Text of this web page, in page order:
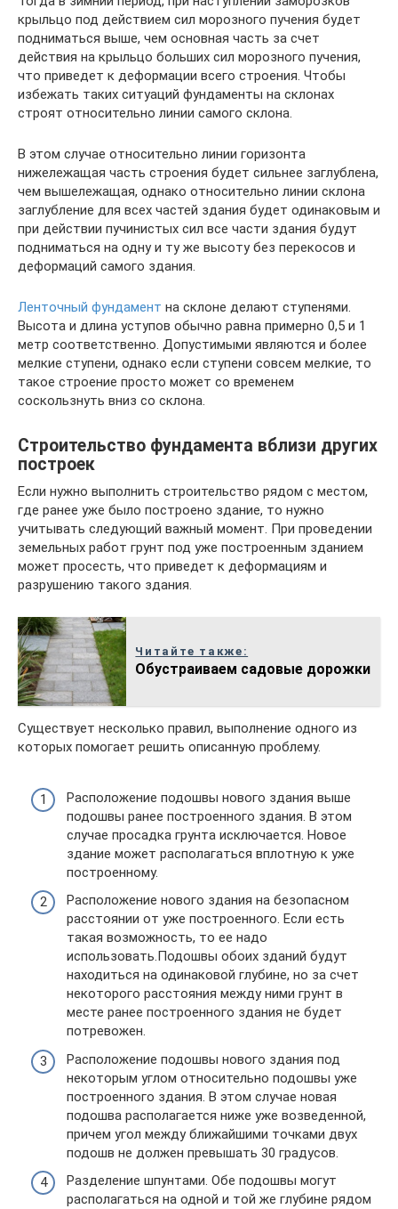
крыльцо под действием сил морозного пучения будет
подниматься выше, чем основная часть за счет
действия на крыльцо больших сил морозного пучения,
что приведет к деформации всего строения. Чтобы
избежать таких ситуаций фундаменты на склонах
строят относительно линии самого склона.
В этом случае относительно линии горизонта
нижележащая часть строения будет сильнее заглублена,
чем вышележащая, однако относительно линии склона
заглубление для всех частей здания будет одинаковым и
при действии пучинистых сил все части здания будут
подниматься на одну и ту же высоту без перекосов и
деформаций самого здания.
Ленточный фундамент на склоне делают ступенями.
Высота и длина уступов обычно равна примерно 0,5 и 1
метр соответственно. Допустимыми являются и более
мелкие ступени, однако если ступени совсем мелкие, то
такое строение просто может со временем
соскользнуть вниз со склона.
Строительство фундамента вблизи других
построек
Если нужно выполнить строительство рядом с местом,
где ранее уже было построено здание, то нужно
учитывать следующий важный момент. При проведении
земельных работ грунт под уже построенным зданием
может просесть, что приведет к деформациям и
разрушению такого здания.
Читайте также:
Обустраиваем садовые дорожки
Существует несколько правил, выполнение одного из
которых помогает решить описанную проблему.
Расположение подошвы нового здания выше
подошвы ранее построенного здания. В этом
случае просадка грунта исключается. Новое
здание может располагаться вплотную к уже
построенному.
Расположение нового здания на безопасном
расстоянии от уже построенного. Если есть
такая возможность, то ее надо
использовать.Подошвы обоих зданий будут
находиться на одинаковой глубине, но за счет
некоторого расстояния между ними грунт в
месте ранее построенного здания не будет
потревожен.
Расположение подошвы нового здания под
некоторым углом относительно подошвы уже
построенного здания. В этом случае новая
подошва располагается ниже уже возведенной,
причем угол между ближайшими точками двух
подошв не должен превышать 30 градусов.
Разделение шпунтами. Обе подошвы могут
располагаться на одной и той же глубине рядом